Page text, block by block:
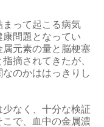
まって起こる病気
問題となってい
元素の量と脳梗塞
摘されてきたが、
のかははっきりし
なく、十分な検証
で、血中の金属濃